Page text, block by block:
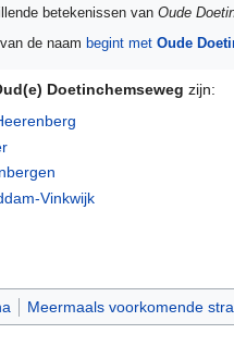
betekenissen van Oude
de naam begint met Oude
Doetinchemseweg zijn:
Vinkwijk
Meermaals voorkomende